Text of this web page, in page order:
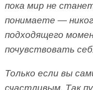
пока мир не
понимаете —
подходящего
почувствовать
Только если вы